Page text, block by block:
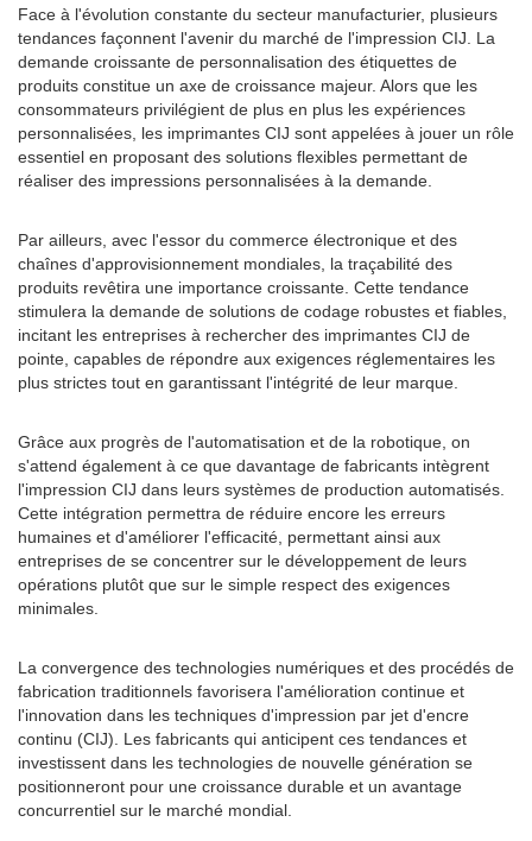
Face à l'évolution constante du secteur manufacturier, plusieurs
tendances façonnent l'avenir du marché de l'impression CIJ. La
demande croissante de personnalisation des étiquettes de
produits constitue un axe de croissance majeur. Alors que les
consommateurs privilégient de plus en plus les expériences
personnalisées, les imprimantes CIJ sont appelées à jouer un rôle
essentiel en proposant des solutions flexibles permettant de
réaliser des impressions personnalisées à la demande.
Par ailleurs, avec l'essor du commerce électronique et des
chaînes d'approvisionnement mondiales, la traçabilité des
produits revêtira une importance croissante. Cette tendance
stimulera la demande de solutions de codage robustes et fiables,
incitant les entreprises à rechercher des imprimantes CIJ de
pointe, capables de répondre aux exigences réglementaires les
plus strictes tout en garantissant l'intégrité de leur marque.
Grâce aux progrès de l'automatisation et de la robotique, on
s'attend également à ce que davantage de fabricants intègrent
l'impression CIJ dans leurs systèmes de production automatisés.
Cette intégration permettra de réduire encore les erreurs
humaines et d'améliorer l'efficacité, permettant ainsi aux
entreprises de se concentrer sur le développement de leurs
opérations plutôt que sur le simple respect des exigences
minimales.
La convergence des technologies numériques et des procédés de
fabrication traditionnels favorisera l'amélioration continue et
l'innovation dans les techniques d'impression par jet d'encre
continu (CIJ). Les fabricants qui anticipent ces tendances et
investissent dans les technologies de nouvelle génération se
positionneront pour une croissance durable et un avantage
concurrentiel sur le marché mondial.